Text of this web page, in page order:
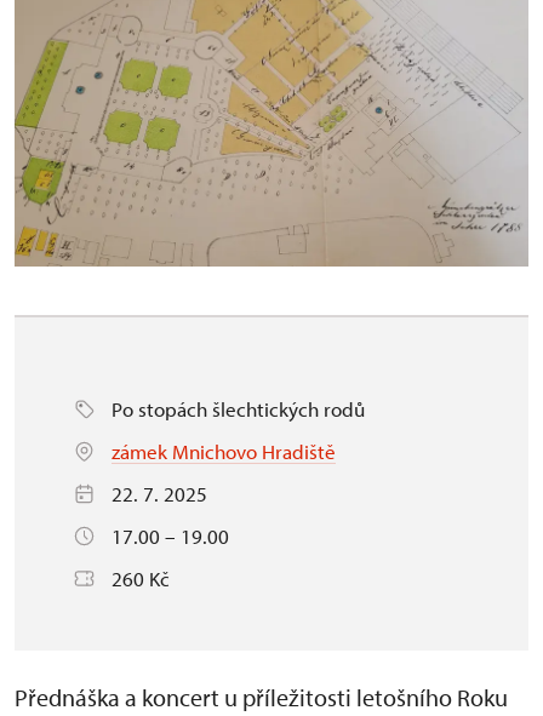
Po stopách šlechtických rodů
zámek Mnichovo Hradiště
22. 7. 2025
17.00 – 19.00
260 Kč
Přednáška a koncert u příležitosti letošního Roku